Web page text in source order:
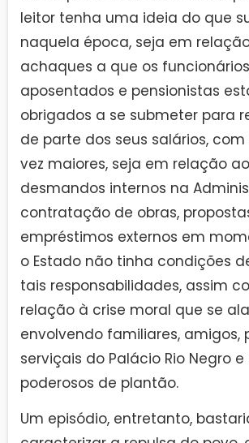
leitor tenha uma ideia do que
naquela época, seja em
achaques a que os
aposentados e pensionistas
obrigados a se submeter para
de parte dos seus salários,
vez maiores, seja em relação
desmandos internos na
contratação de obras,
empréstimos externos em
o Estado não tinha condições
tais responsabilidades, assim
relação à crise moral que se
envolvendo familiares, amigos,
serviçais do Palácio Rio Negro e
poderosos de plantão.
Um episódio, entretanto,